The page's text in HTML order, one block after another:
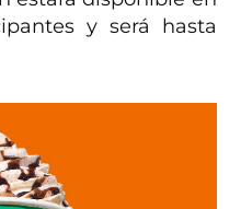
y será hasta